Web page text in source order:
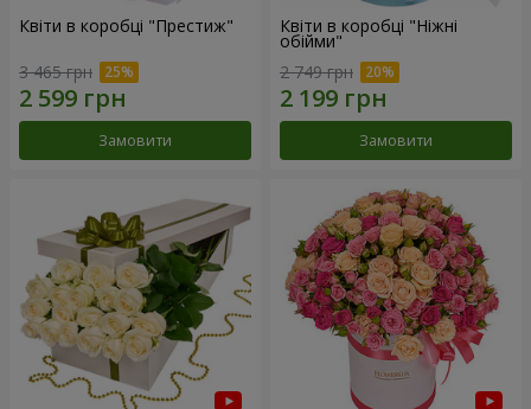
Квіти в коробці "Престиж"
3 465 грн
Замовити
Квіти в коробці "Ніжні
обійми"
2 749 грн
Замовити